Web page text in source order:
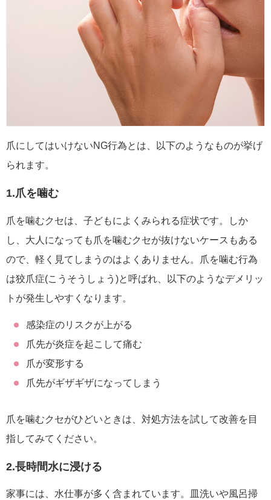
爪にしてはいけないNG行為とは、以下のようなものが挙げ
られます。
1.爪を噛む
爪を噛むクセは、子どもによくみられる症状です。しか
し、大人になっても爪を噛むクセが抜けないケースもある
ので、軽く見てしまうのはよくありません。爪を噛む行為
は狡爪症(こうそうしょう)と呼ばれ、以下のようなデメリッ
トが発生しやすくなります。
感染症のリスクが上がる
爪先が炎症を起こして痛む
爪が変形する
爪先がギザギザになってしまう
爪を噛むクセがひどいときは、対処方法を試して改善を目
指してみてください。
2.長時間水に浸ける
家事には、水仕事が多く含まれています。皿洗いや風呂掃